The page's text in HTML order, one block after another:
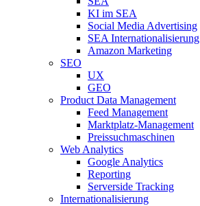
KI im SEA
Social Media Advertising
SEA Internationalisierung
Amazon Marketing
SEO
UX
GEO
Product Data Management
Feed Management
Marktplatz-Management
Preissuchmaschinen
Web Analytics
Google Analytics
Reporting
Serverside Tracking
Internationalisierung